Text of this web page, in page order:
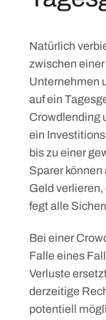
Natürlich
zwischen
Unternehmen
auf ein
Crowdlending
ein
bis zu einer
Sparer können
Geld
fegt alle
Bei einer
Falle eines
Verluste
derzeitige
potentiell